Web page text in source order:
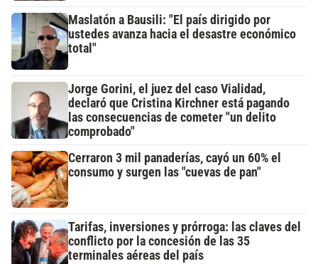
Maslatón a Bausili: "El país dirigido por
ustedes avanza hacia el desastre económico
total"
Jorge Gorini, el juez del caso Vialidad,
declaró que Cristina Kirchner está pagando
las consecuencias de cometer "un delito
comprobado"
Cerraron 3 mil panaderías, cayó un 60% el
consumo y surgen las "cuevas de pan"
Tarifas, inversiones y prórroga: las claves del
conflicto por la concesión de las 35
terminales aéreas del país